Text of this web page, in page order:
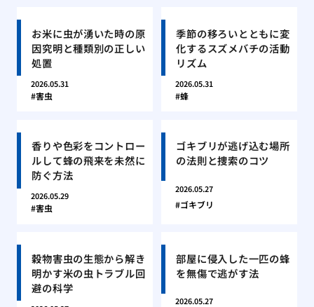
お米に虫が湧いた時の原
因究明と種類別の正しい
処置
2026.05.31
害虫
季節の移ろいとともに変
化するスズメバチの活動
リズム
2026.05.31
蜂
香りや色彩をコントロー
ルして蜂の飛来を未然に
防ぐ方法
2026.05.29
害虫
ゴキブリが逃げ込む場所
の法則と捜索のコツ
2026.05.27
ゴキブリ
穀物害虫の生態から解き
明かす米の虫トラブル回
避の科学
部屋に侵入した一匹の蜂
を無傷で逃がす法
2026.05.27